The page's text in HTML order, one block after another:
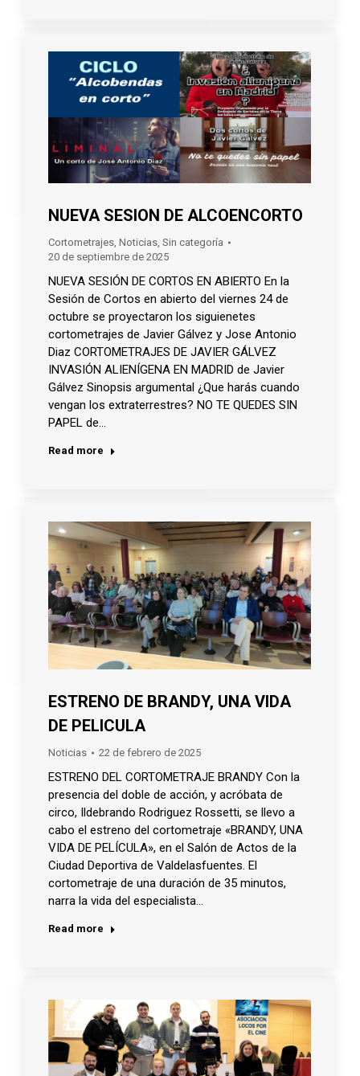
NUEVA SESION DE ALCOENCORTO
Cortometrajes Noticias Sin categoría
20 de septiembre de 2025
NUEVA SESIÓN DE CORTOS EN ABIERTO En la
Sesión de Cortos en abierto del viernes 24 de
octubre se proyectaron los siguienetes
cortometrajes de Javier Gálvez y Jose Antonio
Diaz CORTOMETRAJES DE JAVIER GÁLVEZ
INVASIÓN ALIENÍGENA EN MADRID de Javier
Gálvez Sinopsis argumental ¿Que harás cuando
vengan los extraterrestres? NO TE QUEDES SIN
PAPEL de…
Read more
ESTRENO DE BRANDY, UNA VIDA
DE PELICULA
Noticias 22 de febrero de 2025
ESTRENO DEL CORTOMETRAJE BRANDY Con la
presencia del doble de acción, y acróbata de
circo, Ildebrando Rodriguez Rossetti, se llevo a
cabo el estreno del cortometraje «BRANDY, UNA
VIDA DE PELÍCULA», en el Salón de Actos de la
Ciudad Deportiva de Valdelasfuentes. El
cortometraje de una duración de 35 minutos,
narra la vida del especialista…
Read more